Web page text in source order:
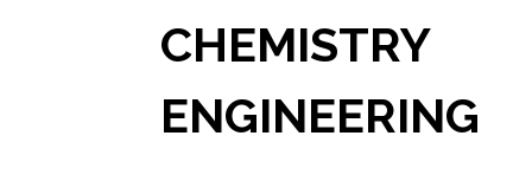
CHEMISTRY
ENGINEERING